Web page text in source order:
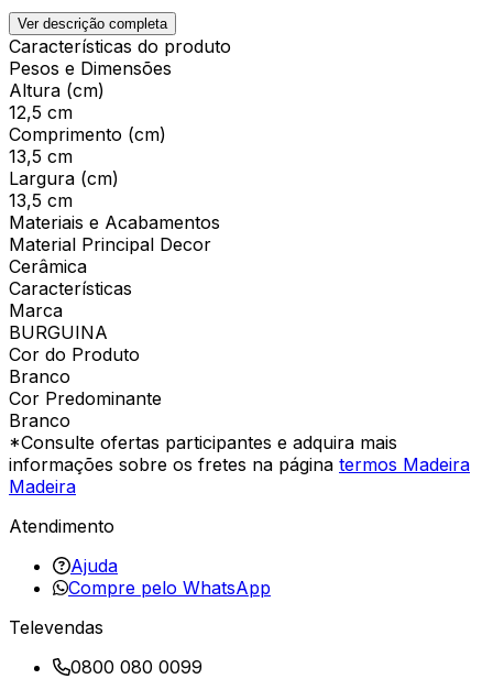
Ver descrição completa
Características do produto
Pesos e Dimensões
Altura (cm)
12,5 cm
Comprimento (cm)
13,5 cm
Largura (cm)
13,5 cm
Materiais e Acabamentos
Material Principal Decor
Cerâmica
Características
Marca
BURGUINA
Cor do Produto
Branco
Cor Predominante
Branco
*Consulte ofertas participantes e adquira mais
informações sobre os fretes na página termos Madeira
Madeira
Atendimento
Ajuda
Compre pelo WhatsApp
Televendas
0800 080 0099